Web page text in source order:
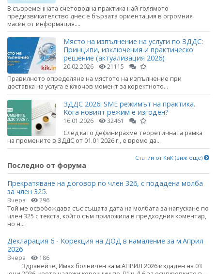
В съвременната счетоводна практика най-голямото
предизвикателство днес е бързата ориентация в огромния
масив от информация....
Място на изпълнение на услуги по ЗДДС:
Принципи, изключения и практическо
решение (актуализация 2026)
20.02.2026 21115
Правилното определяне на мястото на изпълнение при
доставка на услуга е ключов момент за коректното...
ЗДДС 2026: SME режимът на практика.
Кога новият режим е изгоден?
16.01.2026 32461
След като дефинирахме теоретичната рамка
на промените в ЗДДС от 01.01.2026 г., е време да...
Статии от КиК (виж още)
Последно от форума
Прекратяване на договор по член 326, с подадена молба
за член 325.
Вчера 296
Той ме освобождава със същата дата на молбата за напускане по
член 325 с текста, който съм приложила в предходния коментар,
но н...
Декларация 6 - Корекция на ДОД в намаление за м.Април
2026
Вчера 186
Здравейте, Имах болничен за м.АПРИЛ 2026 издаден на 03